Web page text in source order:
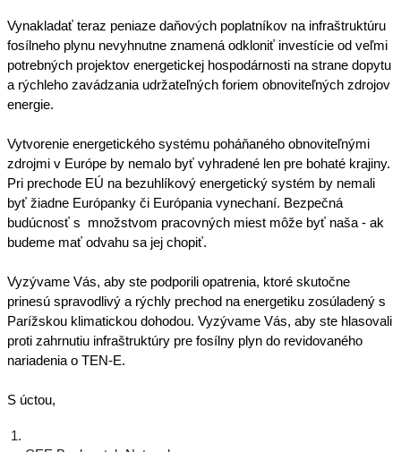
Vynakladať teraz peniaze daňových poplatníkov na infraštruktúru
fosílneho plynu nevyhnutne znamená odkloniť investície od veľmi
potrebných projektov energetickej hospodárnosti na strane dopytu
a rýchleho zavádzania udržateľných foriem obnoviteľných zdrojov
energie.
Vytvorenie energetického systému poháňaného obnoviteľnými
zdrojmi v Európe by nemalo byť vyhradené len pre bohaté krajiny.
Pri prechode EÚ na bezuhlíkový energetický systém by nemali
byť žiadne Európanky či Európania vynechaní. Bezpečná
budúcnosť s  množstvom pracovných miest môže byť naša - ak
budeme mať odvahu sa jej chopiť.
Vyzývame Vás, aby ste podporili opatrenia, ktoré skutočne
prinesú spravodlivý a rýchly prechod na energetiku zosúladený s
Parížskou klimatickou dohodou. Vyzývame Vás, aby ste hlasovali
proti zahrnutiu infraštruktúry pre fosílny plyn do revidovaného
nariadenia o TEN-E.
S úctou,